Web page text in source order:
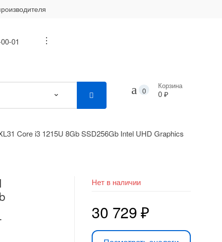
01 ...
0
Корзина
0 ₽
Core i3 1215U 8Gb SSD256Gb Intel UHD Graphics
Нет в наличии
30 729₽